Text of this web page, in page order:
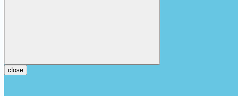
close